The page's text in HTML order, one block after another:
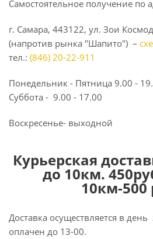
Самостоятельное получение по
г. Самара, 443122, ул. Зои
(напротив рынка "Шапито") –
тел.: (846) 20-22-911
Понедельник - Пятница 9.00 -
Суббота - 9.00 - 17.00
Воскресенье- выходной
Курьерская
до 10км.
10км-500
Доставка осуществляется в день
оплачен до 13-00.